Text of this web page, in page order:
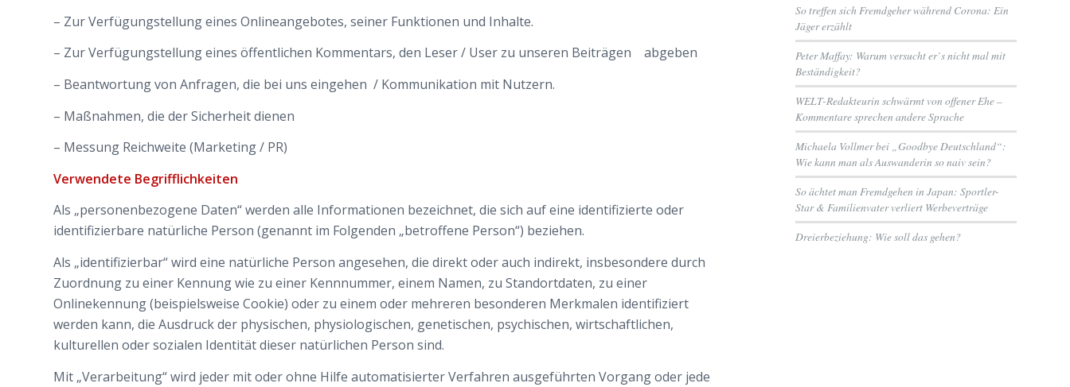
– Zur Verfügungstellung eines Onlineangebotes, seiner Funktionen und Inhalte.
– Zur Verfügungstellung eines öffentlichen Kommentars, den Leser / User zu unseren Beiträgen abgeben
– Beantwortung von Anfragen, die bei uns eingehen / Kommunikation mit Nutzern.
– Maßnahmen, die der Sicherheit dienen
– Messung Reichweite (Marketing / PR)
Verwendete Begrifflichkeiten
Als „personenbezogene Daten“ werden alle Informationen bezeichnet, die sich auf eine identifizierte oder
identifizierbare natürliche Person (genannt im Folgenden „betroffene Person“) beziehen.
Als „identifizierbar“ wird eine natürliche Person angesehen, die direkt oder auch indirekt, insbesondere durch
Zuordnung zu einer Kennung wie zu einer Kennnummer, einem Namen, zu Standortdaten, zu einer
Onlinekennung (beispielsweise Cookie) oder zu einem oder mehreren besonderen Merkmalen identifiziert
werden kann, die Ausdruck der physischen, physiologischen, genetischen, psychischen, wirtschaftlichen,
kulturellen oder sozialen Identität dieser natürlichen Person sind.
Mit „Verarbeitung“ wird jeder mit oder ohne Hilfe automatisierter Verfahren ausgeführten Vorgang oder jede
So treffen sich Fremdgeher während Corona: Ein
Jäger erzählt
Peter Maffay: Warum versucht er`s nicht mal mit
Beständigkeit?
WELT-Redakteurin schwärmt von offener Ehe –
Kommentare sprechen andere Sprache
Michaela Vollmer bei „Goodbye Deutschland“:
Wie kann man als Auswanderin so naiv sein?
So ächtet man Fremdgehen in Japan: Sportler-
Star & Familienvater verliert Werbeverträge
Dreierbeziehung: Wie soll das gehen?